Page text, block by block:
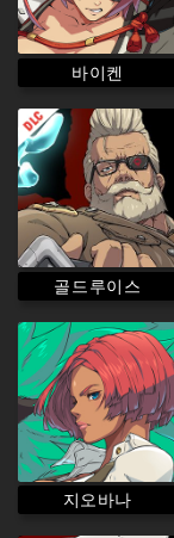
바이켄
골드루이스
지오바나